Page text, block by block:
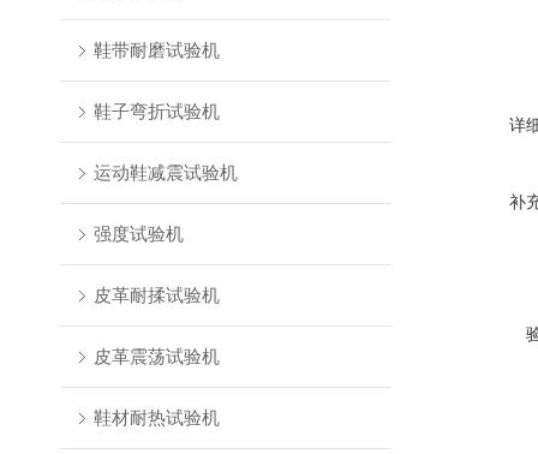
鞋带耐磨试验机
鞋子弯折试验机
运动鞋减震试验机
强度试验机
皮革耐揉试验机
皮革震荡试验机
鞋材耐热试验机
详
补